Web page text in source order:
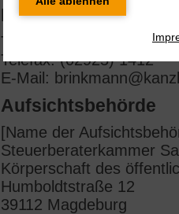
Kontakt
Telefon: (02925) 1418
Telefax: (02925) 1412
E-Mail:
Aufsichtsbehörde
[Name der
Steuerberaterkammer
Körperschaft des
Humboldtstraße 12
39112 Magdeburg